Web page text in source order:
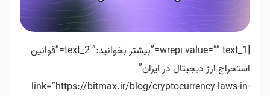
[wrepi value=”” text_1=”بیشتر بخوانید:” text_2=”قوانین
استخراج ارز دیجیتال در ایران”
link=”https://bitmax.ir/blog/cryptocurrency-laws-in-